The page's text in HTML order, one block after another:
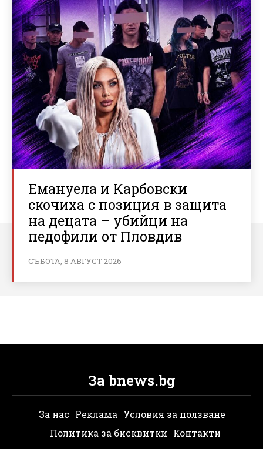
Емануела и Карбовски
скочиха с позиция в защита
на децата – убийци на
педофили от Пловдив
СЪБОТА, 8 АВГУСТ 2026
За bnews.bg
За нас Реклама Условия за ползване
Политика за бисквитки Контакти